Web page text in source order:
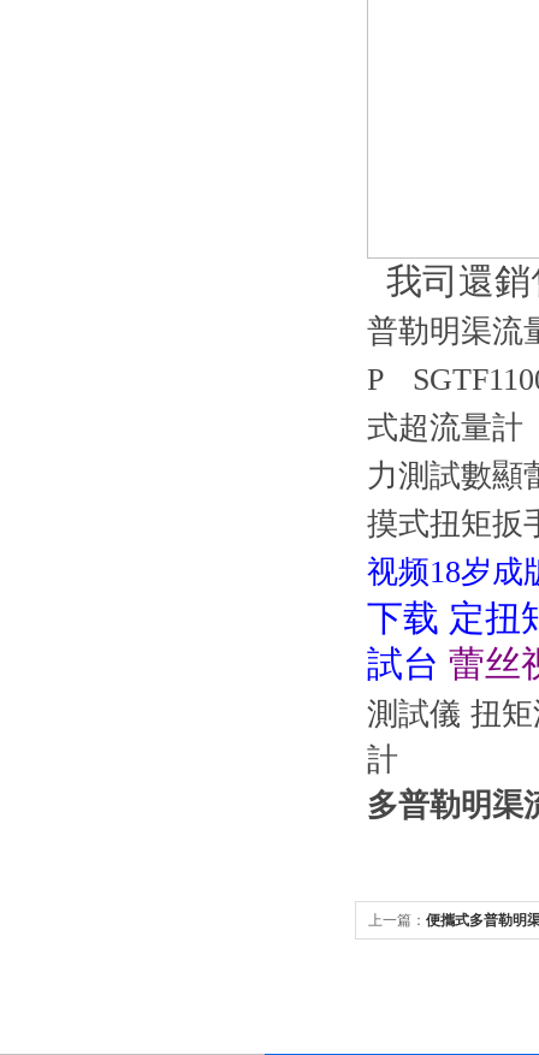
我司還
普勒明渠流
P
式超流量計
力測試數顯
摸式扭矩扳
视频18岁成
下载 定扭
試台 蕾丝
測試儀 扭
計
多普勒明渠
上一篇： 便攜式多普勒明